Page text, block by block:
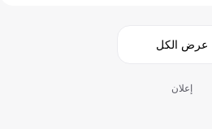
عرض الكل
إعلان